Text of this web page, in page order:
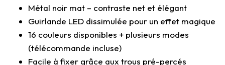
Métal noir mat – contraste net et élégant
Guirlande LED dissimulée pour un effet magique
16 couleurs disponibles + plusieurs modes
(télécommande incluse)
Facile à fixer grâce aux trous pré-percés